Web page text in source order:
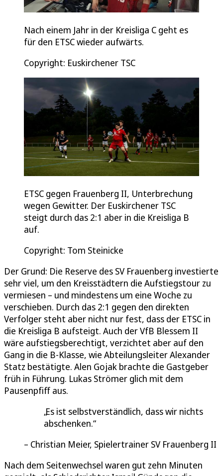
Nach einem Jahr in der Kreisliga C geht es
für den ETSC wieder aufwärts.
Copyright: Euskirchener TSC
ETSC gegen Frauenberg II, Unterbrechung
wegen Gewitter. Der Euskirchener TSC
steigt durch das 2:1 aber in die Kreisliga B
auf.
Copyright: Tom Steinicke
Der Grund: Die Reserve des SV Frauenberg investierte
sehr viel, um den Kreisstädtern die Aufstiegstour zu
vermiesen – und mindestens um eine Woche zu
verschieben. Durch das 2:1 gegen den direkten
Verfolger steht aber nicht nur fest, dass der ETSC in
die Kreisliga B aufsteigt. Auch der VfB Blessem II
wäre aufstiegsberechtigt, verzichtet aber auf den
Gang in die B-Klasse, wie Abteilungsleiter Alexander
Statz bestätigte. Alen Gojak brachte die Gastgeber
früh in Führung. Lukas Strömer glich mit dem
Pausenpfiff aus.
Es ist selbstverständlich, dass wir nichts
abschenken.
Christian Meier, Spielertrainer SV Frauenberg II
Nach dem Seitenwechsel waren gut zehn Minuten